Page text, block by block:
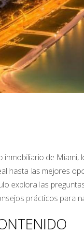
inmobiliario de
hasta las mejores
explora las
prácticos para